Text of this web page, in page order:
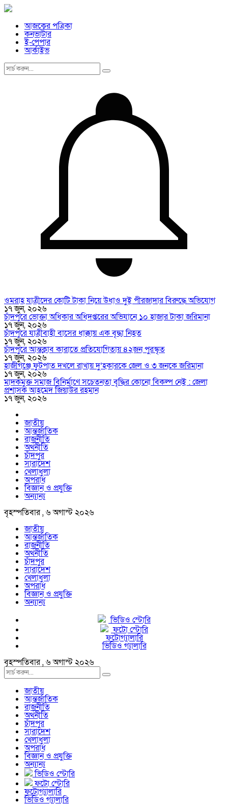
আজকের পত্রিকা
কনভার্টার
ই-পেপার
আর্কাইভ
ওমরাহ যাত্রীদের কোটি টাকা নিয়ে উধাও দুই পীরজাদার বিরুদ্ধে অভিযোগ
১৭ জুন, ২০২৬
চাঁদপুরে ভোক্তা অধিকার অধিদপ্তরের অভিযানে ১০ হাজার টাকা জরিমানা
১৭ জুন, ২০২৬
চাঁদপুরে যাত্রীবাহী বাসের ধাক্কায় এক বৃদ্ধা নিহত
১৭ জুন, ২০২৬
চাঁদপুরে আন্তক্লাব কারাতে প্রতিযোগিতায় ৪২জন পুরস্কৃত
১৭ জুন, ২০২৬
হাজীগঞ্জে ফুটপাত দখলে রাখায় দু’হকারকে জেল ও ৩ জনকে জরিমানা
১৭ জুন, ২০২৬
মাদকমুক্ত সমাজ বিনির্মাণে সচেতনতা বৃদ্ধির কোনো বিকল্প নেই : জেলা
প্রশাসক আহমেদ জিয়াউর রহমান
১৭ জুন, ২০২৬
জাতীয়
আন্তর্জাতিক
রাজনীতি
অর্থনীতি
চাঁদপুর
সারাদেশ
খেলাধুলা
অপরাধ
বিজ্ঞান ও প্রযুক্তি
অন্যান্য
বৃহস্পতিবার , ৬ অগাস্ট ২০২৬
জাতীয়
আন্তর্জাতিক
রাজনীতি
অর্থনীতি
চাঁদপুর
সারাদেশ
খেলাধুলা
অপরাধ
বিজ্ঞান ও প্রযুক্তি
অন্যান্য
ভিডিও স্টোরি
ফটো স্টোরি
ফটোগ্যালারি
ভিডিও গ্যালারি
বৃহস্পতিবার , ৬ অগাস্ট ২০২৬
জাতীয়
আন্তর্জাতিক
রাজনীতি
অর্থনীতি
চাঁদপুর
সারাদেশ
খেলাধুলা
অপরাধ
বিজ্ঞান ও প্রযুক্তি
অন্যান্য
ভিডিও স্টোরি
ফটো স্টোরি
ফটোগ্যালারি
ভিডিও গ্যালারি